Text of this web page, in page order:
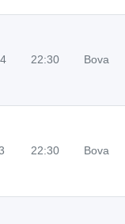
22:30 Bova
22:30 Bova